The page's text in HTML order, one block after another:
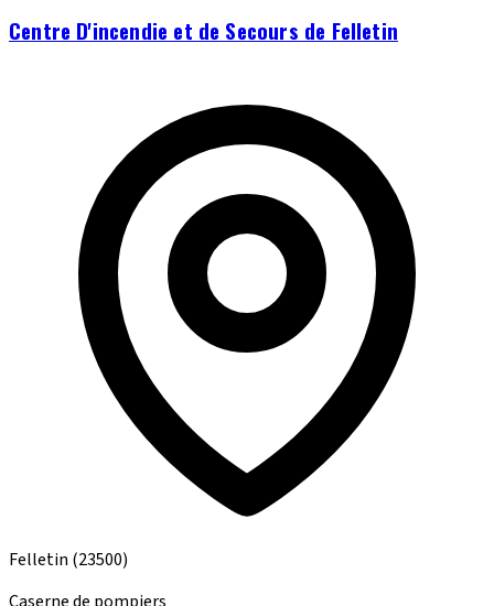
Centre D'incendie et de Secours de Felletin
Felletin (23500)